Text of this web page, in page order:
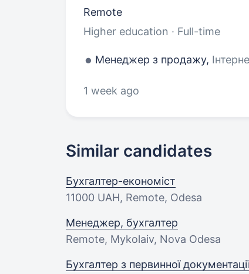
Remote
Higher education · Full-time
Менеджер з продажу,
1 week ago
Similar candidates
Бухгалтер-економіст
11000 UAH, Remote, Odesa
Менеджер, бухгалтер
Remote, Mykolaiv, Nova Odesa
Бухгалтер з первинної